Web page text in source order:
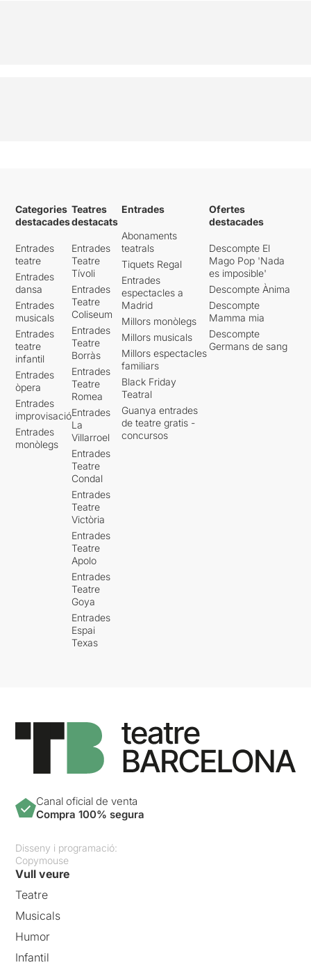
Categories
destacades
Entrades
teatre
Entrades
dansa
Entrades
musicals
Entrades
teatre
infantil
Entrades
òpera
Entrades
improvisació
Entrades
monòlegs
Teatres
destacats
Entrades
Teatre
Tívoli
Entrades
Teatre
Coliseum
Entrades
Teatre
Borràs
Entrades
Teatre
Romea
Entrades
La
Villarroel
Entrades
Teatre
Condal
Entrades
Teatre
Victòria
Entrades
Teatre
Apolo
Entrades
Teatre
Goya
Entrades
Espai
Texas
Entrades
Abonaments
teatrals
Tiquets Regal
Entrades
espectacles a
Madrid
Millors monòlegs
Millors musicals
Millors espectacles
familiars
Black Friday
Teatral
Guanya entrades
de teatre gratis -
concursos
Ofertes
destacades
Descompte El
Mago Pop 'Nada
es imposible'
Descompte Ànima
Descompte
Mamma mia
Descompte
Germans de sang
Canal oficial de venta
Compra 100% segura
Disseny i programació:
Copymouse
Vull veure
Teatre
Musicals
Humor
Infantil